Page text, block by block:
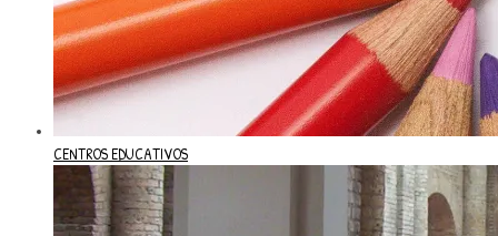
CENTROS EDUCATIVOS